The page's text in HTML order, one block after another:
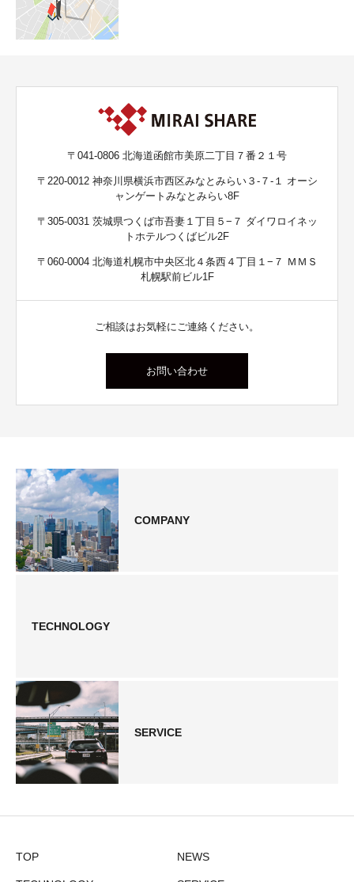
〒041-0806 北海道函館市美原二丁目７番２１号
〒220-0012 神奈川県横浜市西区みなとみらい３-７-１ オーシ
ャンゲートみなとみらい8F
〒305-0031 茨城県つくば市吾妻１丁目５−７ ダイワロイネッ
トホテルつくばビル2F
〒060-0004 北海道札幌市中央区北４条西４丁目１−７ ＭＭＳ
札幌駅前ビル1F
ご相談はお気軽にご連絡ください。
お問い合わせ
COMPANY
TECHNOLOGY
SERVICE
TOP NEWS